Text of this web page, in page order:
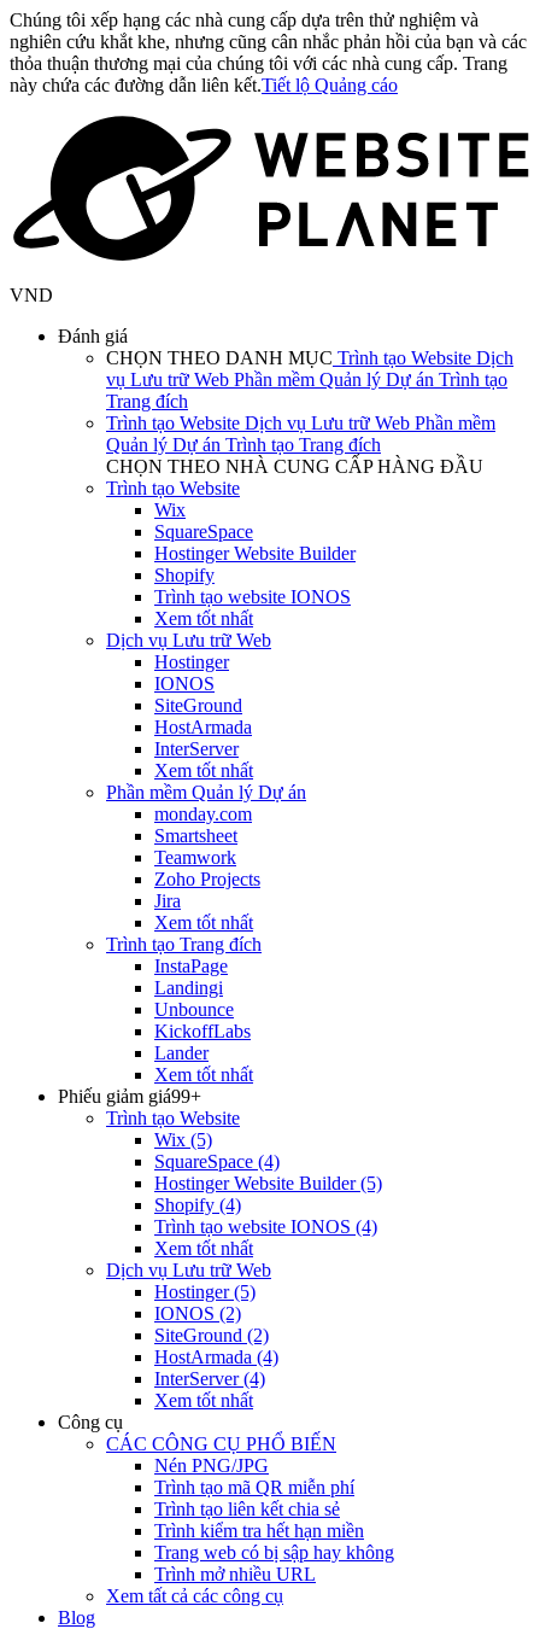
Chúng tôi xếp hạng các nhà cung cấp dựa trên thử nghiệm và
nghiên cứu khắt khe, nhưng cũng cân nhắc phản hồi của bạn và các
thỏa thuận thương mại của chúng tôi với các nhà cung cấp. Trang
này chứa các đường dẫn liên kết.Tiết lộ Quảng cáo
VND
Đánh giá
CHỌN THEO DANH MỤC Trình tạo Website Dịch
vụ Lưu trữ Web Phần mềm Quản lý Dự án Trình tạo
Trang đích
Trình tạo Website Dịch vụ Lưu trữ Web Phần mềm
Quản lý Dự án Trình tạo Trang đích
CHỌN THEO NHÀ CUNG CẤP HÀNG ĐẦU
Trình tạo Website
Wix
SquareSpace
Hostinger Website Builder
Shopify
Trình tạo website IONOS
Xem tốt nhất
Dịch vụ Lưu trữ Web
Hostinger
IONOS
SiteGround
HostArmada
InterServer
Xem tốt nhất
Phần mềm Quản lý Dự án
monday.com
Smartsheet
Teamwork
Zoho Projects
Jira
Xem tốt nhất
Trình tạo Trang đích
InstaPage
Landingi
Unbounce
KickoffLabs
Lander
Xem tốt nhất
Phiếu giảm giá99+
Trình tạo Website
Wix (5)
SquareSpace (4)
Hostinger Website Builder(5)
Shopify (4)
Trình tạo website IONOS (4)
Xem tốt nhất
Dịch vụ Lưu trữ Web
Hostinger(5)
IONOS (2)
SiteGround (2)
HostArmada (4)
InterServer(4)
Xem tốt nhất
Công cụ
CÁC CÔNG CỤ PHỔ BIẾN
Nén PNG/JPG
Trình tạo mã QR miễn phí
Trình tạo liên kết chia sẻ
Trình kiểm tra hết hạn miền
Trang web có bị sập hay không
Trình mở nhiều URL
Xem tất cả các công cụ
Blog